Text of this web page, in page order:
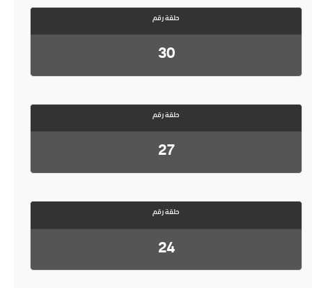
حلقة رقم
30
حلقة رقم
27
حلقة رقم
24